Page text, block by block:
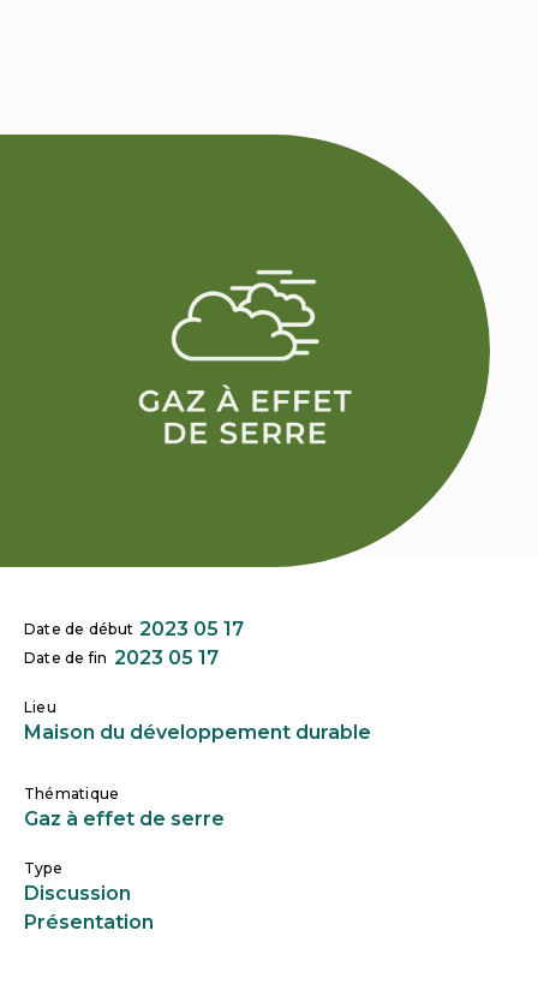
Date de début 2023 05 17
Date de fin 2023 05 17
Lieu
Maison du développement durable
Thématique
Gaz à effet de serre
Type
Discussion
Présentation